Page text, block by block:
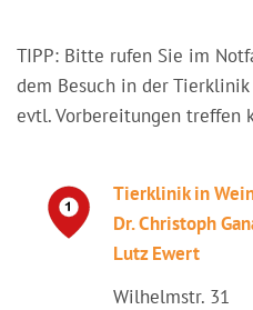
TIPP: Bitte rufen Sie im
dem Besuch in der
evtl. Vorbereitungen treffen
Tierklinik in
Dr. Christoph
Lutz Ewert
Wilhelmstr. 31